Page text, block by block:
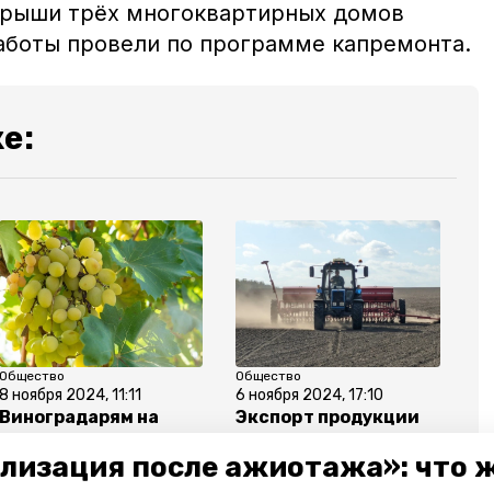
после ажиотажа»: что
трёх многоквартирных домов
провели по программе капремонта.
Общество
8 ноября 2024, 11:11
Виноградарям на
более 158
млн рублей
Общество
6 ноября 2024, 17:10
Экспорт продукции
увеличился на 15%